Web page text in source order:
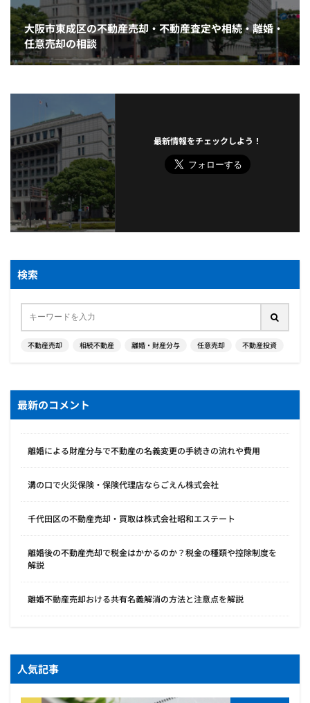
大阪市東成区の不動産売却・不動産査定や相続・離婚・
任意売却の相談
最新情報をチェックしよう！
検索
不動産売却 相続不動産 離婚・財産分与 任意売却 不動産投資
最新のコメント
離婚による財産分与で不動産の名義変更の手続きの流れや費用
溝の口で火災保険・保険代理店ならごえん株式会社
千代田区の不動産売却・買取は株式会社昭和エステート
離婚後の不動産売却で税金はかかるのか？税金の種類や控除制度を
解説
離婚不動産売却おける共有名義解消の方法と注意点を解説
人気記事